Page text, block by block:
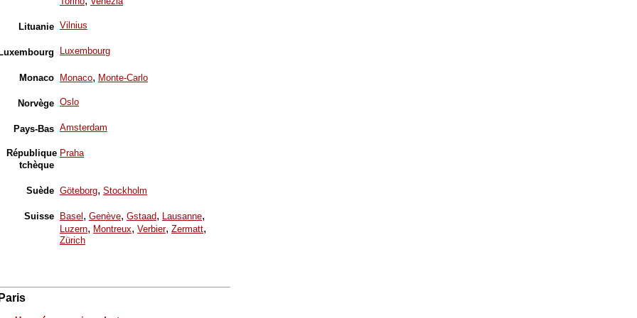
Lituanie Vilnius
Luxembourg
Monaco Monaco, Monte-Carlo
Norvège Oslo
Pays-Bas Amsterdam
République
tchèque
Praha
Suède Göteborg, Stockholm
Suisse Basel , Genève, Gstaad, Lausanne,
Luzern, Montreux, Verbier, Zermatt,
Zürich